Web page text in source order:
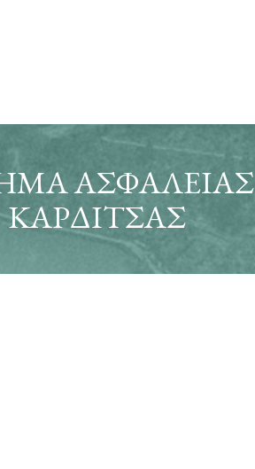
ΑΣΦΑΛΕΊΑΣ
ΚΑΡΔΊΤΣΑΣ